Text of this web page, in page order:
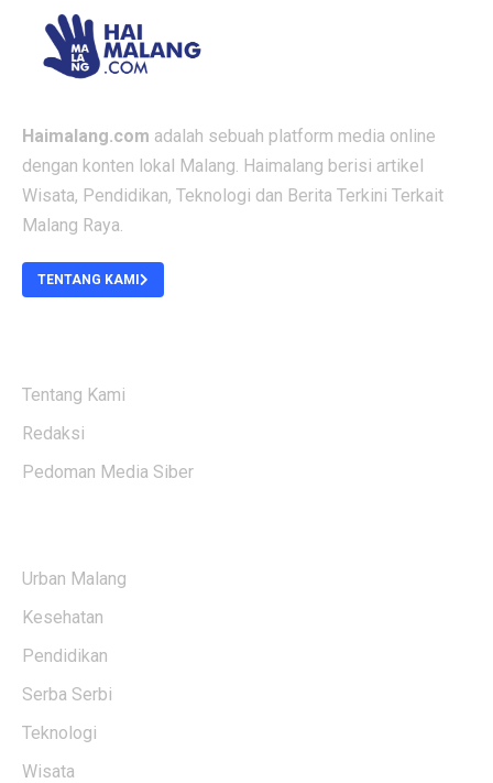
Haimalang.com adalah sebuah platform media online
dengan konten lokal Malang. Haimalang berisi artikel
Wisata, Pendidikan, Teknologi dan Berita Terkini Terkait
Malang Raya.
TENTANG KAMI
Tentang Kami
Redaksi
Pedoman Media Siber
Urban Malang
Kesehatan
Pendidikan
Serba Serbi
Teknologi
Wisata